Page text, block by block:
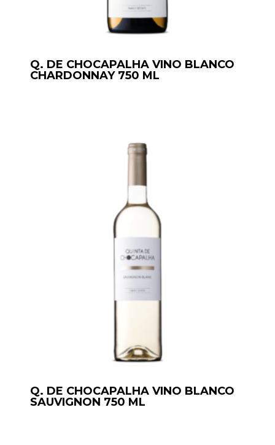
Q. DE CHOCAPALHA VINO BLANCO
CHARDONNAY 750 ML
Q. DE CHOCAPALHA VINO BLANCO
SAUVIGNON 750 ML